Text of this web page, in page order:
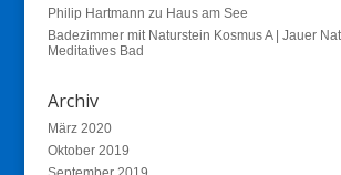
Philip Hartmann zu Haus am See
Badezimmer mit Naturstein Kosmus A | Jauer
Meditatives Bad
Archiv
März 2020
Oktober 2019